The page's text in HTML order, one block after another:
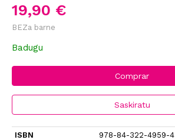
19,90 €
BEZa barne
Badugu
Comprar
Saskiratu
ISBN
978-84-322-4959-4